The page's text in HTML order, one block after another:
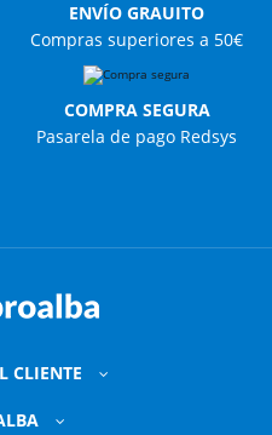
ENVÍO GRAUITO
Compras superiores a 50€
COMPRA SEGURA
Pasarela de pago Redsys
CLIENTE